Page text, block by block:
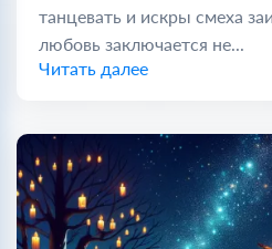
танцевать и искры смеха
любовь заключается не...
Читать далее